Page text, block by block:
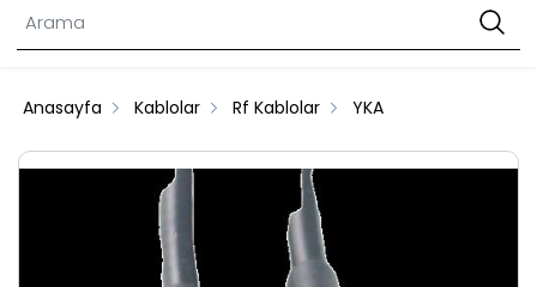
Anasayfa Kablolar Rf Kablolar YKA